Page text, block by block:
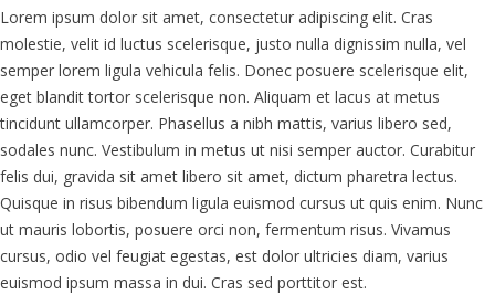
must
lower
their
work
expectations.
Lorem ipsum dolor sit amet, consectetur adipiscing elit. Cras
molestie, velit id luctus scelerisque, justo nulla dignissim nulla, vel
semper lorem ligula vehicula felis. Donec posuere scelerisque elit,
eget blandit tortor scelerisque non. Aliquam et lacus at metus
tincidunt ullamcorper. Phasellus a nibh mattis, varius libero sed,
sodales nunc. Vestibulum in metus ut nisi semper auctor. Curabitur
felis dui, gravida sit amet libero sit amet, dictum pharetra lectus.
Quisque in risus bibendum ligula euismod cursus ut quis enim. Nunc
ut mauris lobortis, posuere orci non, fermentum risus. Vivamus
cursus, odio vel feugiat egestas, est dolor ultricies diam, varius
euismod ipsum massa in dui. Cras sed porttitor est.